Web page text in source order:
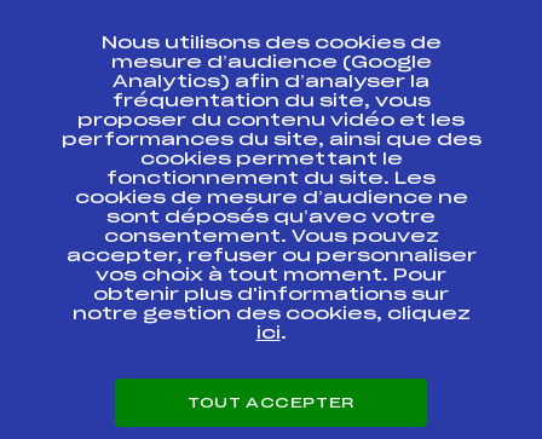
Ressources
Pass’Neige
Projet sportif fédéral
Projet de performance fédéral
Antidopage
Pôle Développement, Formation, Suivi
Scientifique
Listes ministérielles
Pôle vie de l’athlète
Enseignement professionnel
Carrières
Nous utilisons des cookies de
mesure d’audience (Google
Analytics) afin d’analyser la
fréquentation du site, vous
proposer du contenu vidéo et les
performances du site, ainsi que des
cookies permettant le
fonctionnement du site. Les
cookies de mesure d’audience ne
sont déposés qu’avec votre
consentement. Vous pouvez
accepter, refuser ou personnaliser
vos choix à tout moment. Pour
obtenir plus d'informations sur
notre gestion des cookies, cliquez
ici.
TOUT ACCEPTER